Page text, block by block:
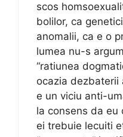
scos
bolilor, ca
anomalii, ca e o
lumea nu-s
“ratiunea
ocazia dezbaterii
e un viciu anti-
la consens da eu
ei trebuie lecuiti